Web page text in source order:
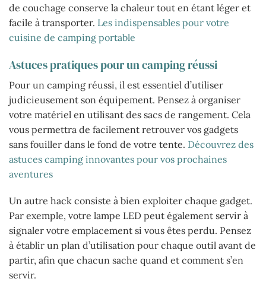
de couchage conserve la chaleur tout en étant léger et
facile à transporter. Les indispensables pour votre
cuisine de camping portable
Astuces pratiques pour un camping réussi
Pour un camping réussi, il est essentiel d’utiliser
judicieusement son équipement. Pensez à organiser
votre matériel en utilisant des sacs de rangement. Cela
vous permettra de facilement retrouver vos gadgets
sans fouiller dans le fond de votre tente. Découvrez des
astuces camping innovantes pour vos prochaines
aventures
Un autre hack consiste à bien exploiter chaque gadget.
Par exemple, votre lampe LED peut également servir à
signaler votre emplacement si vous êtes perdu. Pensez
à établir un plan d’utilisation pour chaque outil avant de
partir, afin que chacun sache quand et comment s’en
servir.